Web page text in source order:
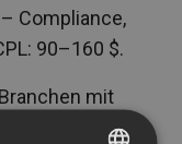
– Compliance,
90–160 $.
mit
immer